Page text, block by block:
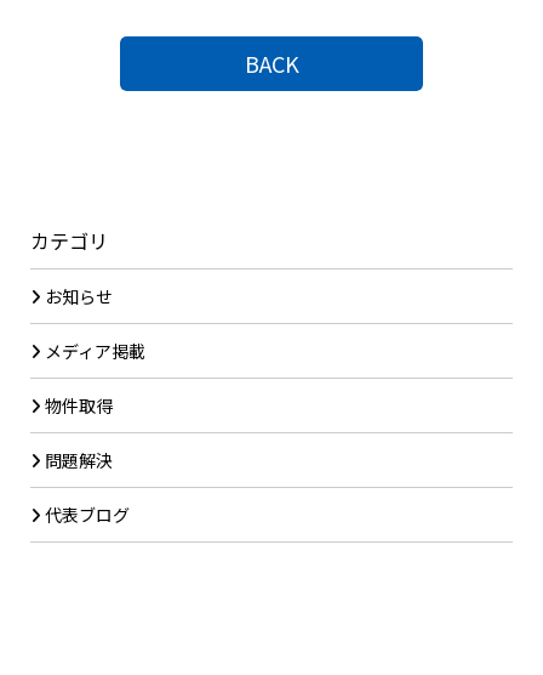
BACK
カテゴリ
お知らせ
メディア掲載
物件取得
問題解決
代表ブログ